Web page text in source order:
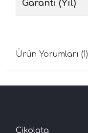
Garanti (Yıl)
Ürün Yorumları (1)
Çikolata